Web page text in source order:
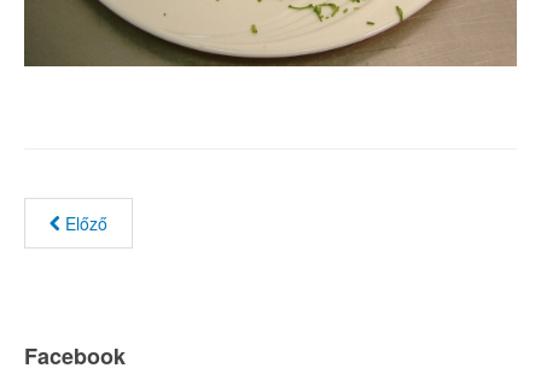
Előző
Facebook